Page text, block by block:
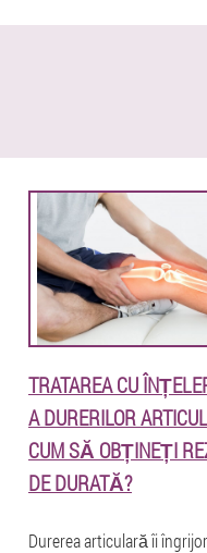
TRATAREA CU
A DURERILOR
CUM SĂ OBȚINEȚI
DE DURATĂ?
Durerea articulară îi